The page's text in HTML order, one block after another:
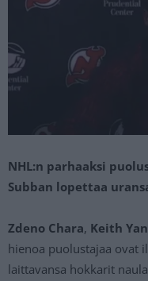
NHL:n parhaaksi
Subban lopettaa
Zdeno Chara, Keith
hienoa puolustajaa ovat
laittavansa hokkarit